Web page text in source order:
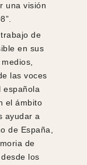
una visión
de
en sus
las voces
española
el ámbito
ayudar a
de España,
de
los